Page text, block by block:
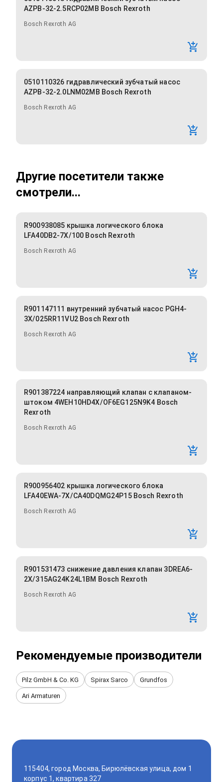
AZPB-32-2.5RCP02MB Bosch Rexroth
Bosch Rexroth AG
0510110326 гидравлический зубчатый насос
AZPB-32-2.0LNM02MB Bosch Rexroth
Bosch Rexroth AG
Другие посетители также
смотрели...
R900938085 крышка логического блока
LFA40DB2-7X/100 Bosch Rexroth
Bosch Rexroth AG
R901147111 внутренний зубчатый насос PGH4-
3X/025RR11VU2 Bosch Rexroth
Bosch Rexroth AG
R901387224 направляющий клапан с клапаном-
штоком 4WEH10HD4X/OF6EG125N9K4 Bosch
Rexroth
Bosch Rexroth AG
R900956402 крышка логического блока
LFA40EWA-7X/CA40DQMG24P15 Bosch Rexroth
Bosch Rexroth AG
R901531473 снижение давления клапан 3DREA6-
2X/315AG24K24L1BM Bosch Rexroth
Bosch Rexroth AG
Рекомендуемые производители
Pilz GmbH & Co. KG Spirax Sarco Grundfos
Ari Armaturen
115404, город Москва, Бирюлёвская улица, дом 1
корпус 1, квартира 327